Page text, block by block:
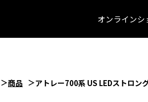
オンラインシ
商品 アトレー700系 US LEDストロン